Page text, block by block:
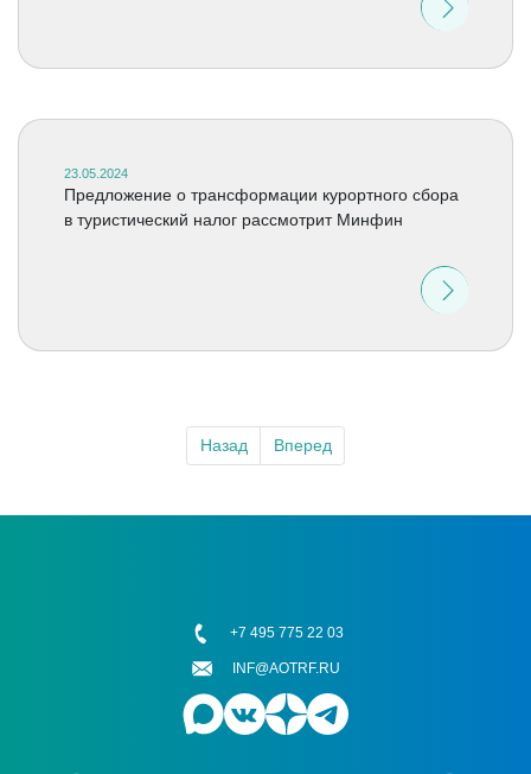
23.05.2024
Предложение о трансформации курортного сбора
в туристический налог рассмотрит Минфин
Назад Вперед
+7 495 775 22 03
INF@AOTRF.RU